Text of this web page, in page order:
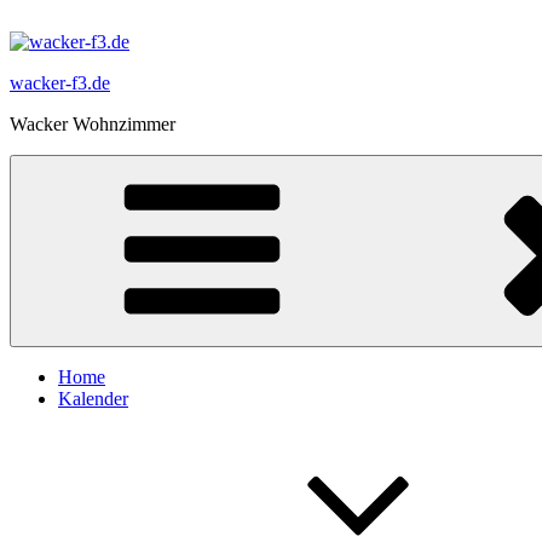
Inhalt
wacker-f3.de
Wacker Wohnzimmer
Home
Kalender